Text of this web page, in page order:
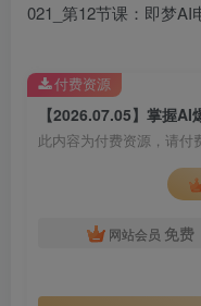
021_第12节课：即梦AI
此内容为付费资源，请付
网站会员 免费
付费资源